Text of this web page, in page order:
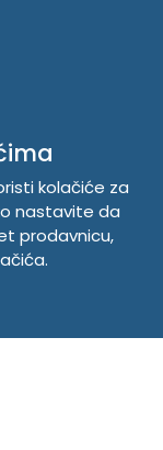
kolačiće za
nastavite da
prodavnicu,